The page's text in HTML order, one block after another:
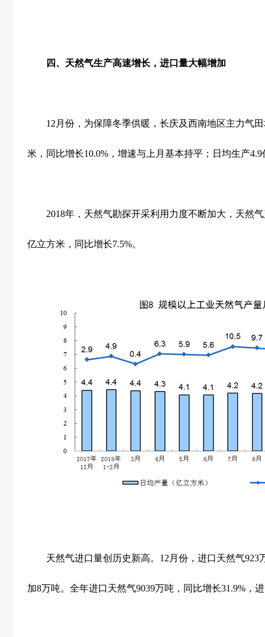
四、天然气生产高速增长，进口量大幅增加
12 月份，为保障冬季供暖，长庆及西南地区主力气
米，同比增长10.0% ，增速与上月基本持平；日均生产4.9
2018年，天然气勘探开采利用力度不断加大，天然
亿立方米，同比增长7.5%。
天然气进口量创历史新高。 12 月份，进口天然气923
加8万吨。全年进口天然气9039万吨，同比增长31.9% ，